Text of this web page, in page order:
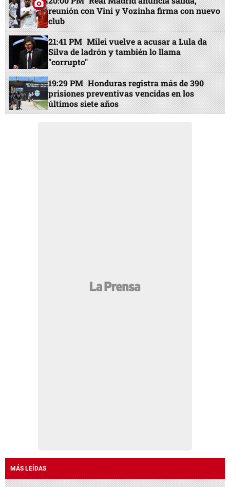
reunión con Vini y Vozinha firma con nuevo
club
21:41 PM Milei vuelve a acusar a Lula da
Silva de ladrón y también lo llama
"corrupto"
19:29 PM Honduras registra más de 390
prisiones preventivas vencidas en los
últimos siete años
MÁS LEÍDAS